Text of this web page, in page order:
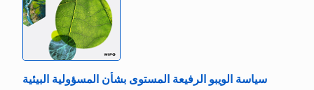
سياسة الويبو الرفيعة المستوى بشأن المسؤولية البيئية